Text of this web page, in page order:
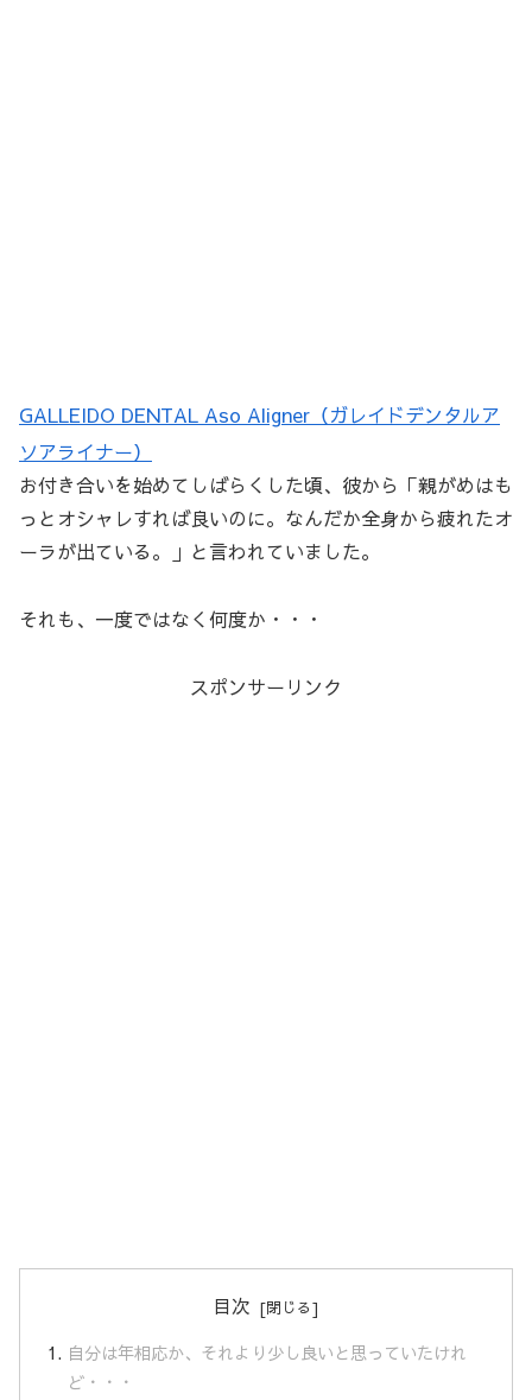
GALLEIDO DENTAL Aso Aligner（ガレイドデンタルア
ソアライナー）
お付き合いを始めてしばらくした頃、彼から「親がめはも
っとオシャレすれば良いのに。なんだか全身から疲れたオ
ーラが出ている。」と言われていました。
それも、一度ではなく何度か・・・
スポンサーリンク
目次
自分は年相応か、それより少し良いと思っていたけれ
ど・・・